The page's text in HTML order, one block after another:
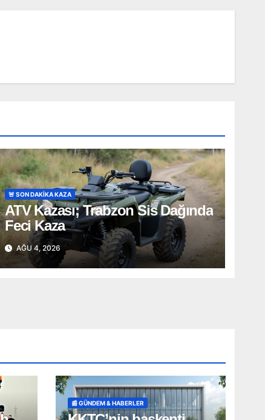
🚨 SON DAKİKA KAZA
ATV Kazası; Trabzon Sis Dağında
Feci Kaza
AĞU 4, 2026
📰 GÜNDEM & HABERLER